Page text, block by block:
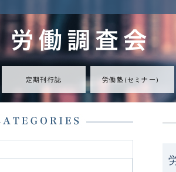
定期刊行誌 労働塾（セミナ ー ）